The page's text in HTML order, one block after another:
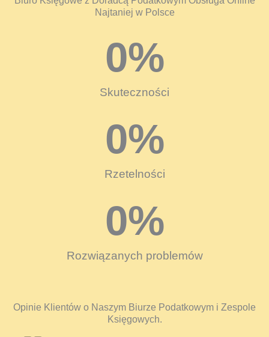
Najtaniej w Polsce
Skuteczności
0%
Rzetelności
0%
Rozwiązanych problemów
0%
Opinie Klientów o Naszym Biurze Podatkowym i Zespole
Księgowych.